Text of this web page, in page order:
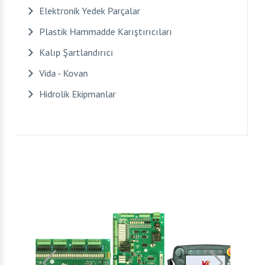
Elektronik Yedek Parçalar
Plastik Hammadde Karıştırıcıları
Kalıp Şartlandırıcı
Vida - Kovan
Hidrolik Ekipmanlar